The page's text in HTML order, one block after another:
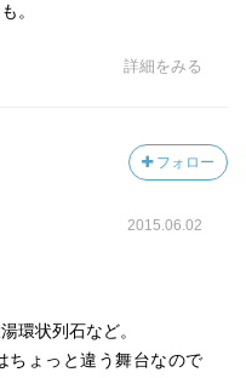
。
詳細をみる
フォロー
2015.06.02
環状列石など。
ちょっと違う舞台なので